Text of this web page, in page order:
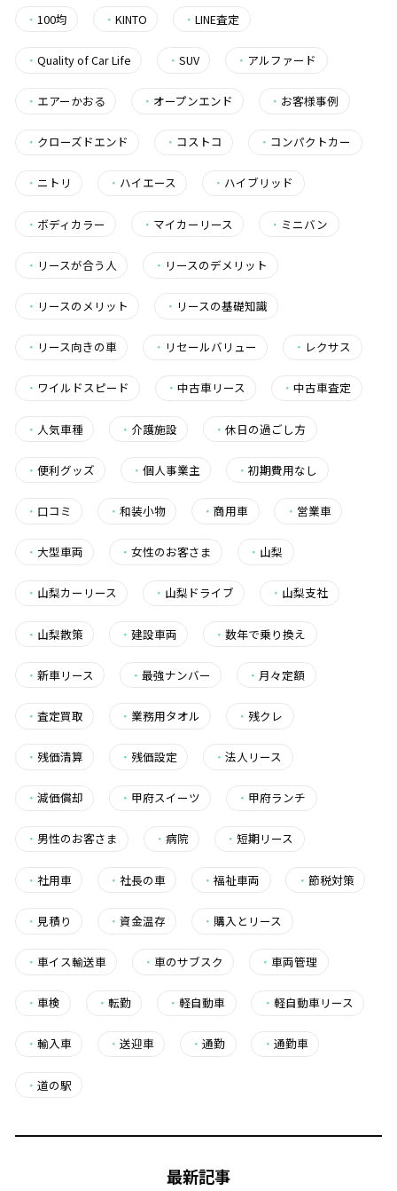
・ 100均 ・KINTO ・LINE査定
・ Quality of Car Life ・SUV ・ アルファード
・ エアーかおる ・ オープンエンド ・ お客様事例
・ クローズドエンド ・ コストコ ・ コンパクトカー
・ ニトリ ・ ハイエース ・ ハイブリッド
・ ボディカラー ・ マイカーリース ・ ミニバン
・ リースが合う人 ・ リースのデメリット
・ リースのメリット ・ リースの基礎知識
・ リース向きの車 ・ リセールバリュー ・ レクサス
・ ワイルドスピード ・中古車リース ・中古車査定
・ 人気車種 ・ 介護施設 ・休日の過ごし方
・ 便利グッズ ・個人事業主 ・初期費用なし
・ 口コミ ・和装小物 ・商用車 ・ 営業車
・ 大型車両 ・女性のお客さま ・ 山梨
・ 山梨カーリース ・ 山梨ドライブ ・ 山梨支社
・ 山梨散策 ・建設車両 ・数年で乗り換え
・ 新車リース ・最強ナンバー ・ 月々定額
・ 査定買取 ・ 業務用タオル ・ 残クレ
・ 残価清算 ・ 残価設定 ・法人リース
・ 減価償却 ・ 甲府スイーツ ・ 甲府ランチ
・ 男性のお客さま ・病院 ・短期リース
・ 社用車 ・社長の車 ・福祉車両 ・ 節税対策
・ 見積り ・資金温存 ・ 購入とリース
・ 車イス輸送車 ・ 車のサブスク ・ 車両管理
・ 車検 ・転勤 ・軽自動車 ・ 軽自動車リース
・ 輸入車 ・送迎車 ・通勤 ・ 通勤車
・ 道の駅
最新記事